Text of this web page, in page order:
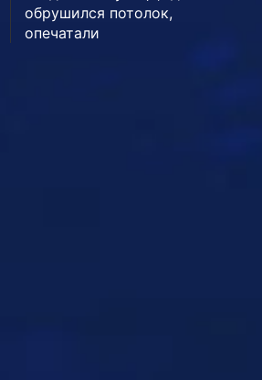
обрушился потолок,
опечатали